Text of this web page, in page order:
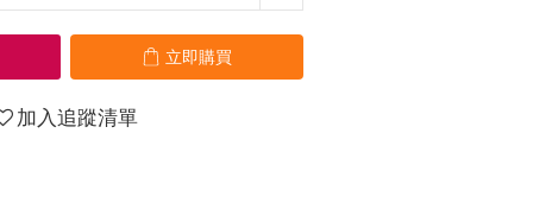
立即購買
加入追蹤清單